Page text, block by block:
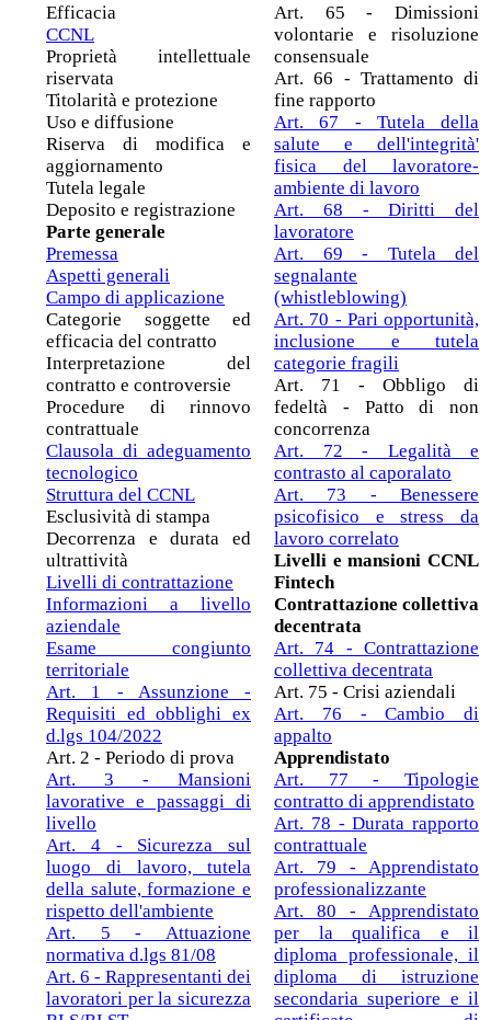
Efficacia
CCNL
Proprietà intellettuale
riservata
Titolarità e protezione
Uso e diffusione
Riserva di modifica e
aggiornamento
Tutela legale
Deposito e registrazione
Parte generale
Premessa
Aspetti generali
Campo di applicazione
Categorie soggette ed
efficacia del contratto
Interpretazione del
contratto e controversie
Procedure di rinnovo
contrattuale
Clausola di adeguamento
tecnologico
Struttura del CCNL
Esclusività di stampa
Decorrenza e durata ed
ultrattività
Livelli di contrattazione
Informazioni a livello
aziendale
Esame congiunto
territoriale
Art. 1 - Assunzione -
Requisiti ed obblighi ex
d.lgs 104/2022
Art. 2 - Periodo di prova
Art. 3 - Mansioni
lavorative e passaggi di
livello
Art. 4 - Sicurezza sul
luogo di lavoro, tutela
della salute, formazione e
rispetto dell'ambiente
Art. 5 - Attuazione
normativa d.lgs 81/08
Art. 6 - Rappresentanti dei
lavoratori per la sicurezza
Art. 65 - Dimissioni
volontarie e risoluzione
consensuale
Art. 66 - Trattamento di
fine rapporto
Art. 67 - Tutela della
salute e dell'integrità'
fisica del lavoratore-
ambiente di lavoro
Art. 68 - Diritti del
lavoratore
Art. 69 - Tutela del
segnalante
(whistleblowing)
Art. 70 - Pari opportunità,
inclusione e tutela
categorie fragili
Art. 71 - Obbligo di
fedeltà - Patto di non
concorrenza
Art. 72 - Legalità e
contrasto al caporalato
Art. 73 - Benessere
psicofisico e stress da
lavoro correlato
Livelli e mansioni CCNL
Fintech
Contrattazione collettiva
decentrata
Art. 74 - Contrattazione
collettiva decentrata
Art. 75 - Crisi aziendali
Art. 76 - Cambio di
appalto
Apprendistato
Art. 77 - Tipologie
contratto di apprendistato
Art. 78 - Durata rapporto
contrattuale
Art. 79 - Apprendistato
professionalizzante
Art. 80 - Apprendistato
per la qualifica e il
diploma professionale, il
diploma di istruzione
secondaria superiore e il